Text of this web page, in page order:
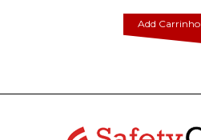
Add Carrinho